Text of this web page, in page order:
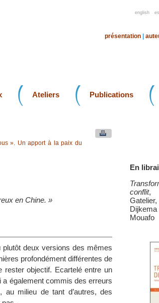
english
présentation
Ateliers Publications
En
conflit,
Mouafo
». Un apport à la paix du
en Chine. »
deux versions des mêmes
profondément différentes de
objectif. Ecartelé entre un
a également commis des erreurs
au milieu de tant d’autres, des